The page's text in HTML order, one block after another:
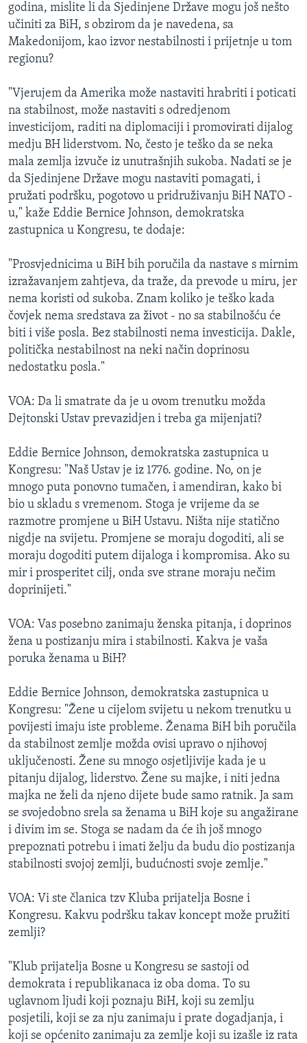
godina, mislite li da Sjedinjene Države mogu još nešto
učiniti za BiH, s obzirom da je navedena, sa
Makedonijom, kao izvor nestabilnosti i prijetnje u tom
regionu?
"Vjerujem da Amerika može nastaviti hrabriti i poticati
na stabilnost, može nastaviti s odredjenom
investicijom, raditi na diplomaciji i promovirati dijalog
medju BH liderstvom. No, često je teško da se neka
mala zemlja izvuče iz unutrašnjih sukoba. Nadati se je
da Sjedinjene Države mogu nastaviti pomagati, i
pružati podršku, pogotovo u pridruživanju BiH NATO -
u," kaže Eddie Bernice Johnson, demokratska
zastupnica u Kongresu, te dodaje:
"Prosvjednicima u BiH bih poručila da nastave s mirnim
izražavanjem zahtjeva, da traže, da prevode u miru, jer
nema koristi od sukoba. Znam koliko je teško kada
čovjek nema sredstava za život - no sa stabilnošću će
biti i više posla. Bez stabilnosti nema investicija. Dakle,
politička nestabilnost na neki način doprinosu
nedostatku posla."
VOA: Da li smatrate da je u ovom trenutku možda
Dejtonski Ustav prevazidjen i treba ga mijenjati?
Eddie Bernice Johnson, demokratska zastupnica u
Kongresu: "Naš Ustav je iz 1776. godine. No, on je
mnogo puta ponovno tumačen, i amendiran, kako bi
bio u skladu s vremenom. Stoga je vrijeme da se
razmotre promjene u BiH Ustavu. Ništa nije statično
nigdje na svijetu. Promjene se moraju dogoditi, ali se
moraju dogoditi putem dijaloga i kompromisa. Ako su
mir i prosperitet cilj, onda sve strane moraju nečim
doprinijeti."
VOA: Vas posebno zanimaju ženska pitanja, i doprinos
žena u postizanju mira i stabilnosti. Kakva je vaša
poruka ženama u BiH?
Eddie Bernice Johnson, demokratska zastupnica u
Kongresu: "Žene u cijelom svijetu u nekom trenutku u
povijesti imaju iste probleme. Ženama BiH bih poručila
da stabilnost zemlje možda ovisi upravo o njihovoj
uključenosti. Žene su mnogo osjetljivije kada je u
pitanju dijalog, liderstvo. Žene su majke, i niti jedna
majka ne želi da njeno dijete bude samo ratnik. Ja sam
se svojedobno srela sa ženama u BiH koje su angažirane
i divim im se. Stoga se nadam da će ih još mnogo
prepoznati potrebu i imati želju da budu dio postizanja
stabilnosti svojoj zemlji, budućnosti svoje zemlje."
VOA: Vi ste članica tzv Kluba prijatelja Bosne i
Kongresu. Kakvu podršku takav koncept može pružiti
zemlji?
"Klub prijatelja Bosne u Kongresu se sastoji od
demokrata i republikanaca iz oba doma. To su
uglavnom ljudi koji poznaju BiH, koji su zemlju
posjetili, koji se za nju zanimaju i prate dogadjanja, i
koji se općenito zanimaju za zemlje koji su izašle iz rata